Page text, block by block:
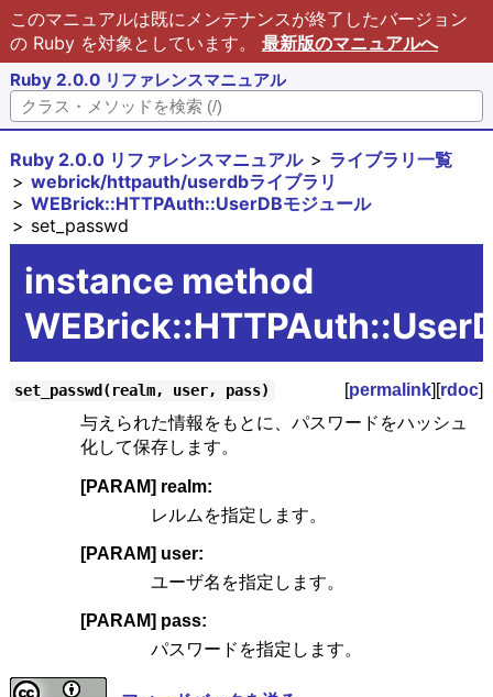
このマニュアルは既にメンテナンスが終了したバージョン
の Ruby を対象としています。 最新版のマニュアルへ
Ruby 2.0.0 リファレンスマニュアル
Ruby 2.0.0 リファレンスマニュアル
ライブラリ一覧
webrick/httpauth/userdbライブラリ
WEBrick::HTTPAuth::UserDBモジュール
set_passwd
instance method
set_passwd(realm, user, pass) [permalink][rdoc]
与えられた情報をもとに、パスワードをハッシュ
化して保存します。
[PARAM] realm:
レルムを指定します。
[PARAM] user:
ユーザ名を指定します。
[PARAM] pass:
パスワードを指定します。